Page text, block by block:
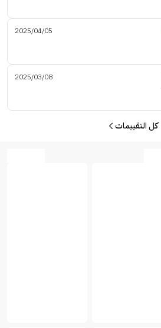
2025/04/05
2025/03/08
كل التقييمات